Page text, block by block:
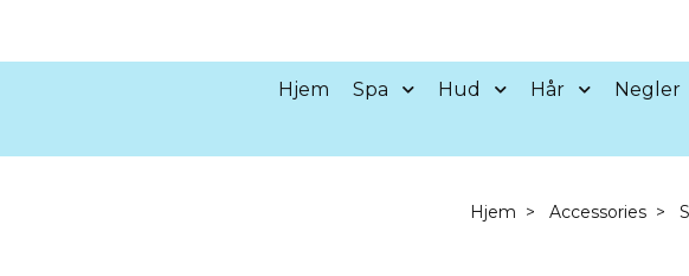
Hjem Spa Hud Hår Negler
Hjem Accessories